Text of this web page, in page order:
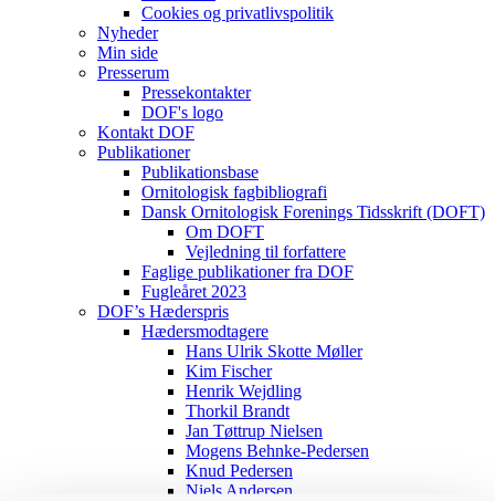
Cookies og privatlivspolitik
Nyheder
Min side
Presserum
Pressekontakter
DOF's logo
Kontakt DOF
Publikationer
Publikationsbase
Ornitologisk fagbibliografi
Dansk Ornitologisk Forenings Tidsskrift (DOFT)
Om DOFT
Vejledning til forfattere
Faglige publikationer fra DOF
Fugleåret 2023
DOF’s Hæderspris
Hædersmodtagere
Hans Ulrik Skotte Møller
Kim Fischer
Henrik Wejdling
Thorkil Brandt
Jan Tøttrup Nielsen
Mogens Behnke-Pedersen
Knud Pedersen
Niels Andersen